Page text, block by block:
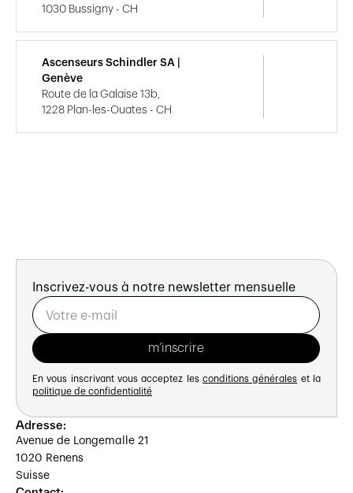
1030 Bussigny - CH
Ascenseurs Schindler SA |
Genève
Route de la Galaise 13b,
1228 Plan-les-Ouates - CH
Inscrivez-vous à notre newsletter mensuelle
En vous inscrivant vous acceptez les conditions générales et la
politique de confidentialité
Adresse:
Avenue de Longemalle 21
1020 Renens
Suisse